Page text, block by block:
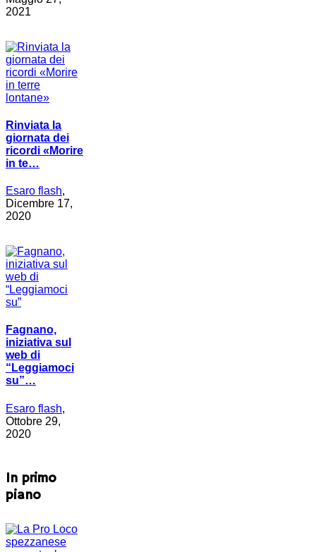
2021
Rinviata la
giornata dei
ricordi «Morire
in te…
Esaro flash,
Dicembre 17,
2020
Fagnano,
iniziativa sul
web di
“Leggiamoci
su”…
Esaro flash,
Ottobre 29,
2020
In primo
piano